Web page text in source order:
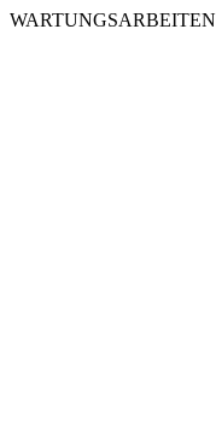
WARTUNGSARBEITEN